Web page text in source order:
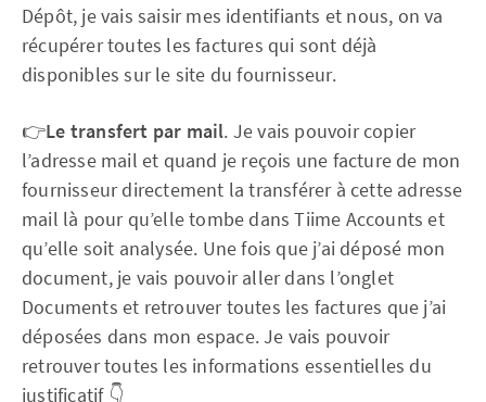
Dépôt, je vais saisir mes identifiants et nous, on va
récupérer toutes les factures qui sont déjà
disponibles sur le site du fournisseur.
👉Le transfert par mail. Je vais pouvoir copier
l’adresse mail et quand je reçois une facture de mon
fournisseur directement la transférer à cette adresse
mail là pour qu’elle tombe dans Tiime Accounts et
qu’elle soit analysée. Une fois que j’ai déposé mon
document, je vais pouvoir aller dans l’onglet
Documents et retrouver toutes les factures que j’ai
déposées dans mon espace. Je vais pouvoir
retrouver toutes les informations essentielles du
justificatif 👇